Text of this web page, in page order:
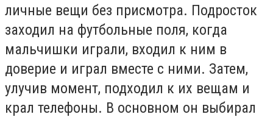
личные вещи без присмотра. Подросток
заходил на футбольные поля, когда
мальчишки играли, входил к ним в
доверие и играл вместе с ними. Затем,
улучив момент, подходил к их вещам и
крал телефоны. В основном он выбирал